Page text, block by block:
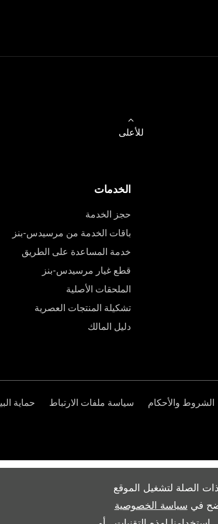
الصلة لتشغيل الموقع
في سياسة الخصوصية
للأعلى
الخدمات
حجز الخدمة
باقات الخدمة من مرسيدس-بنز
خدمة المساعدة على الطريق
قطع غيار مرسيدس-بنز
الملحقات الأصلية
تشكيلة المنتجات العصرية
دليل المالك
الشروط والأحكام سياسة ملفات الارتباط حماية